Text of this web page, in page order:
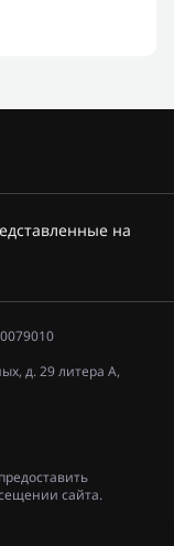
на
д. 29 литера А,
сайта.